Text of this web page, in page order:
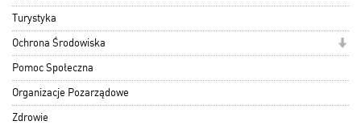
Turystyka
Ochrona Środowiska
Pomoc Społeczna
Organizacje Pozarządowe
Zdrowie